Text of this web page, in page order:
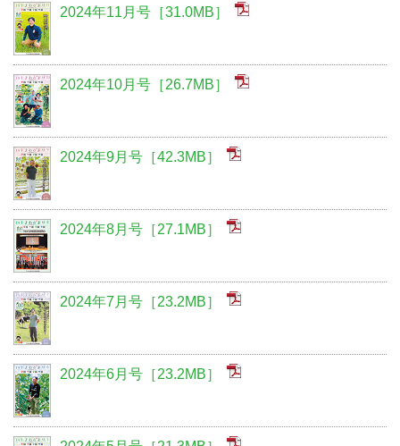
2024年11月号［31.0MB］
2024年10月号［26.7MB］
2024年9月号［42.3MB］
2024年8月号［27.1MB］
2024年7月号［23.2MB］
2024年6月号［23.2MB］